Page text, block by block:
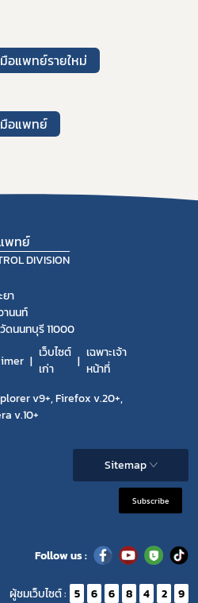
อแพทย์รายใหม่
อแพทย์
พทย์
DIVISION
า
านนท์
ดนนทบุรี 11000
เว็บไซต์
เก่า
เฉพาะเจ้า
หน้าที่
v9+, Firefox v.20+,
v.10+
Sitemap
Subscribe
Follow us :
ผู้ชมเว็บไซต์ : 5 6 6 8 4 2 9